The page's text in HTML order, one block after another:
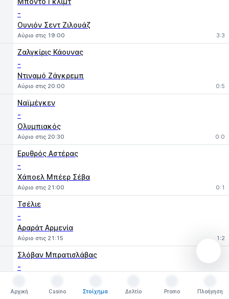
-
Ουνιόν Σεντ Ζιλουάζ
Αύριο στις 19:00 3:3
Ζαλγκίρις Κάουνας
-
Ντιναμό Ζάγκρεμπ
Αύριο στις 20:00 0:5
Ναϊμέγκεν
-
Ολυμπιακός
Αύριο στις 20:30 0:0
Ερυθρός Αστέρας
-
Χάποελ Μπέερ Σέβα
Αύριο στις 21:00 0:1
Τσέλιε
-
Αραράτ Αρμενία
Αύριο στις 21:15 1:2
Σλόβαν Μπρατισλάβας
-
Αύριο στις 21:15 2:1
Αρχική
Casino
Στοίχημα
Δελτίο
Promo
Πλοήγηση